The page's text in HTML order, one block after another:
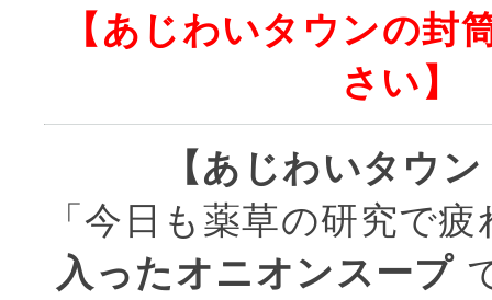
【あじわいタウンの封
さい】
【あじわいタウ
「今日も薬草の研究で
入ったオニオンスープ